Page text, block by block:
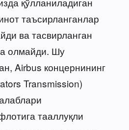
таъсирланганлар
ва тасвирланган
олмайди. Шу
Airbus концернининг
Transmission)
тааллуқли